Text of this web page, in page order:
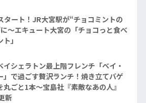
タート！JR大宮駅が“チョコミントの
〜エキュート大宮の「チョコっと食べ
」
イシェラトン最上階フレンチ「ベイ・
」で過ごす贅沢ランチ！焼き立てバゲ
丸ごと1本〜宝島社『素敵なあの人』
新